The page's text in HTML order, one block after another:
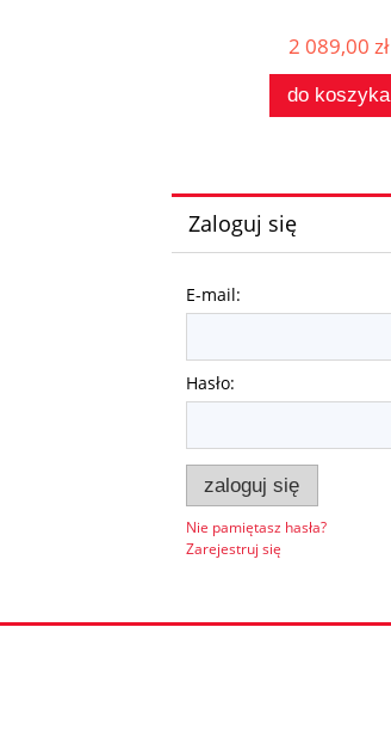
2 089,00 zł
do koszyka
Zaloguj się
E-mail:
Hasło:
zaloguj się
Nie pamiętasz hasła?
Zarejestruj się